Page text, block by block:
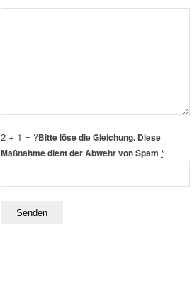
2 + 1 = ?Bitte löse die Gleichung. Diese
Maßnahme dient der Abwehr von Spam*